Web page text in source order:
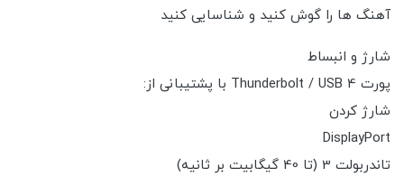
آهنگ ها را گوش کنید و شناسایی کنید
شارژ و انبساط
پورت Thunderbolt / USB 4 با پشتیبانی از:
شارژ کردن
DisplayPort
تاندربولت 3 (تا 40 گیگابیت بر ثانیه)